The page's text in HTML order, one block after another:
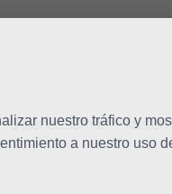
nuestro tráfico y
a nuestro uso
Quiénes somos Misión